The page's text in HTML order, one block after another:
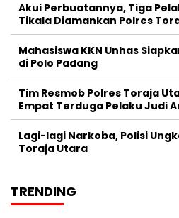
Akui Perbuatannya, Tiga
Tikala Diamankan Polres
Mahasiswa KKN Unhas
di Polo Padang
Tim Resmob Polres Toraja
Empat Terduga Pelaku Judi
Lagi-lagi Narkoba, Polisi
Toraja Utara
TRENDING